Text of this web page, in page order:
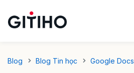
Blog Blog Tin học Google Docs